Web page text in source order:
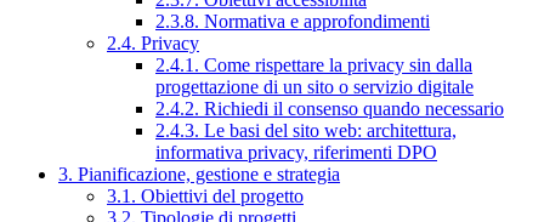
2.3.8. Normativa e approfondimenti
2.4. Privacy
2.4.1. Come rispettare la privacy sin dalla
progettazione di un sito o servizio digitale
2.4.2. Richiedi il consenso quando necessario
2.4.3. Le basi del sito web: architettura,
informativa privacy, riferimenti DPO
3. Pianificazione, gestione e strategia
3.1. Obiettivi del progetto
3.2. Tipologie di progetti